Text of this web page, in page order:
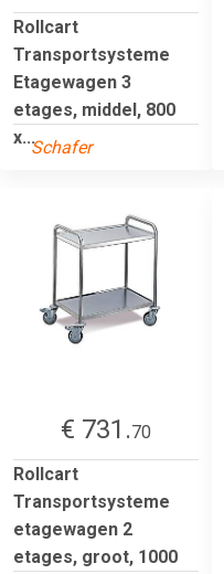
Rollcart
Transportsysteme
Etagewagen 3
etages, middel, 800
x...Schafer
€ 731.70
Rollcart
Transportsysteme
etagewagen 2
etages, groot, 1000